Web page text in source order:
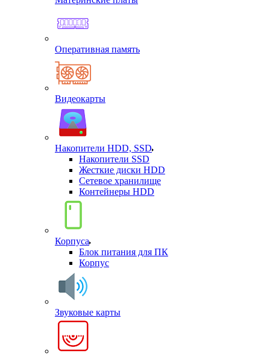
Оперативная память
Видеокарты
Накопители HDD, SSD
Накопители SSD
Жесткие диски HDD
Сетевое хранилище
Контейнеры HDD
Корпуса
Блок питания для ПК
Корпус
Звуковые карты